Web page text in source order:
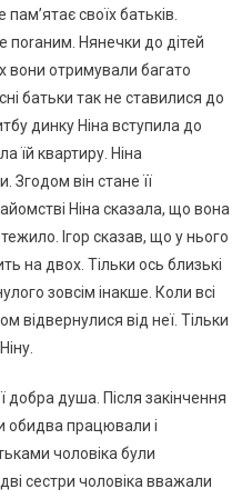
своїх батьків.
поrаним. Нянечки до дітей
вони отримували багато
батьки так не ставилися до
динку Ніна вступила до
їй квартиру. Ніна
Згодом він стане її
Ніна сказала, що вона
Ігор сказав, що у нього
на двох. Тільки ось близькі
зовсім інакше. Коли всі
відвернулися від неї. Тільки
добра душа. Після закінчення
обидва працювали і
чоловіка були
сестри чоловіка вважали